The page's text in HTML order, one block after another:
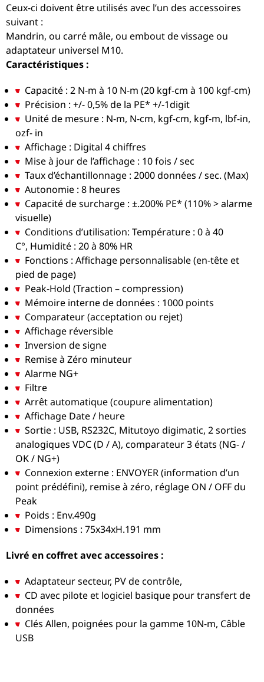
Ceux-ci doivent être utilisés avec l’un des accessoires
suivant :
Mandrin, ou carré mâle, ou embout de vissage ou
adaptateur universel M10.
Caractéristiques :
Capacité : 2 N-m à 10 N-m (20 kgf-cm à 100 kgf-cm)
Précision : +/- 0,5% de la PE* +/-1digit
Unité de mesure : N-m, N-cm, kgf-cm, kgf-m, lbf-in,
ozf- in
Affichage : Digital 4 chiffres
Mise à jour de l’affichage : 10 fois / sec
Taux d’échantillonnage : 2000 données / sec. (Max)
Autonomie : 8 heures
Capacité de surcharge : ±.200% PE* (110% > alarme
visuelle)
Conditions d’utilisation: Température : 0 à 40
C°, Humidité : 20 à 80% HR
Fonctions : Affichage personnalisable (en-tête et
pied de page)
Peak-Hold (Traction – compression)
Mémoire interne de données : 1000 points
Comparateur (acceptation ou rejet)
Affichage réversible
Inversion de signe
Remise à Zéro minuteur
Alarme NG+
Filtre
Arrêt automatique (coupure alimentation)
Affichage Date / heure
Sortie : USB, RS232C, Mitutoyo digimatic, 2 sorties
analogiques VDC (D / A), comparateur 3 états (NG- /
OK / NG+)
Connexion externe : ENVOYER (information d’un
point prédéfini), remise à zéro, réglage ON / OFF du
Peak
Poids : Env.490g
Dimensions : 75x34xH.191 mm
Livré en coffret avec accessoires :
Adaptateur secteur, PV de contrôle,
CD avec pilote et logiciel basique pour transfert de
données
Clés Allen, poignées pour la gamme 10N-m, Câble
USB